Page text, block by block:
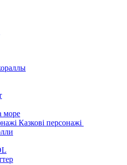
море
Казкові персонажі